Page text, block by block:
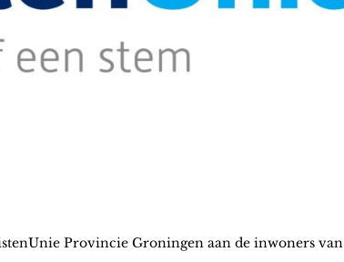
Provincie Groningen aan de inwoners van